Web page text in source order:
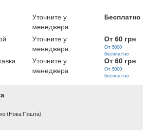
Уточните у
менеджера
Бесплатно
Уточните у
менеджера
От 60 грн
От 5000
бесплатно
Уточните у
менеджера
От 60 грн
От 5000
бесплатно
(Нова Пошта)